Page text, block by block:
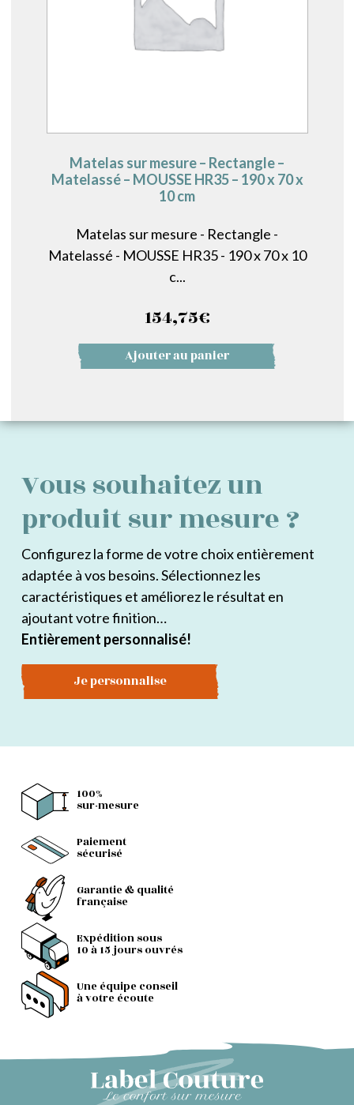
Matelas sur mesure – Rectangle –
Matelassé – MOUSSE HR35 – 190 x 70 x
10 cm
Matelas sur mesure - Rectangle -
Matelassé - MOUSSE HR35 - 190 x 70 x 10
c...
154,75€
Ajouter au panier
Vous souhaitez un
produit sur mesure ?
Configurez la forme de votre choix entièrement
adaptée à vos besoins. Sélectionnez les
caractéristiques et améliorez le résultat en
ajoutant votre finition…
Entièrement personnalisé!
Je personnalise
100%
sur-mesure
Paiement
sécurisé
Garantie & qualité
française
Expédition sous
10 à 15 jours ouvrés
Une équipe conseil
à votre écoute